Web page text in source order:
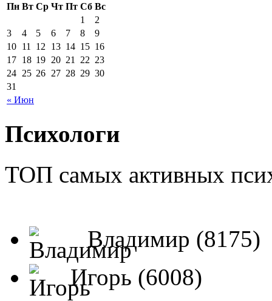
Пн Вт Ср Чт Пт Сб Вс
« Июн
1
2
3
4 5 6 7 8
9
10 11 12 13 14 15 16
17 18 19 20 21 22 23
24 25 26 27 28 29 30
31
Психологи
ТОП самых активных
Владимир (8175)
Игорь (6008)